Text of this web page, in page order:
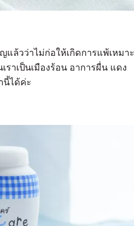
แล้วว่าไม่ก่อให้เกิดการแพ้เหมาะ
าเป็นเมืองร้อน อาการผื่น แดง
นี้ได้ค่ะ